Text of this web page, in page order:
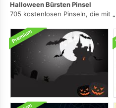
Halloween Bürsten Pinsel
705 kostenlosen Pinseln, die mit